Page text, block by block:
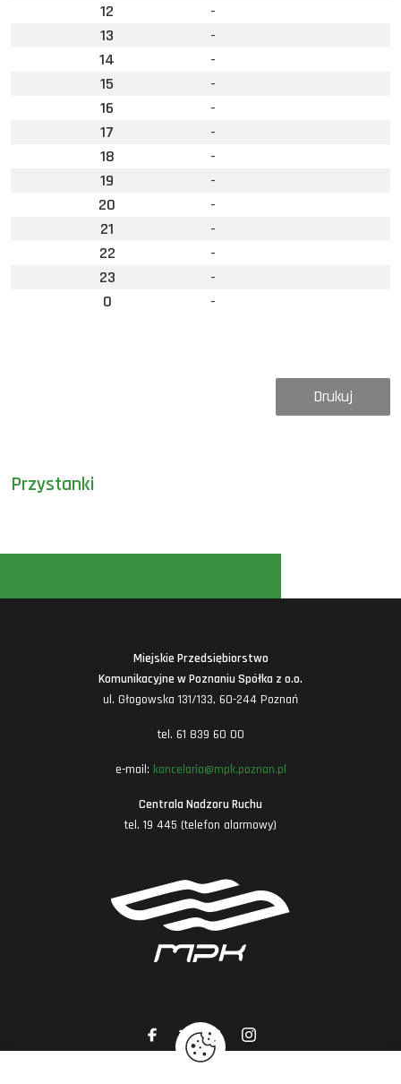
Przystanki
12
-
13
-
14
-
15
-
16
-
17
-
18
-
19
-
20
-
21
-
22
-
23
-
0
-
Drukuj
Miejskie Przedsiębiorstwo
Komunikacyjne w Poznaniu Spółka z o.o.
ul. Głogowska 131/133, 60-244 Poznań
tel. 61 839 60 00
e-mail: kancelaria@mpk.poznan.pl
Centrala Nadzoru Ruchu
tel. 19 445 (telefon alarmowy)